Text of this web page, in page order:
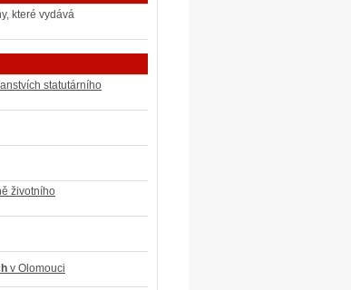
které vydává
statutárního
životního
v Olomouci